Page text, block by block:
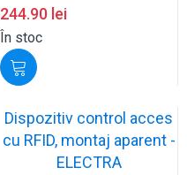
244.90 lei
În stoc
Dispozitiv control acces
cu RFID, montaj aparent -
ELECTRA